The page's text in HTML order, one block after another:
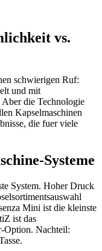
vs.
schwierigen Ruf:
und mit
die Technologie
Kapselmaschinen
die fuer viele
Systeme
System. Hoher Druck
Mini ist die kleinste
ist das
Option. Nachteil: